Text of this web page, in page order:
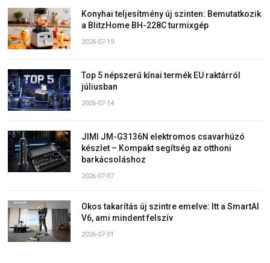
Konyhai teljesítmény új szinten: Bemutatkozik
a BlitzHome BH-228C turmixgép
2026-07-19
Top 5 népszerű kínai termék EU raktárról
júliusban
2026-07-14
JIMI JM-G3136N elektromos csavarhúzó
készlet – Kompakt segítség az otthoni
barkácsoláshoz
2026-07-07
Okos takarítás új szintre emelve: Itt a SmartAI
V6, ami mindent felszív
2026-07-01